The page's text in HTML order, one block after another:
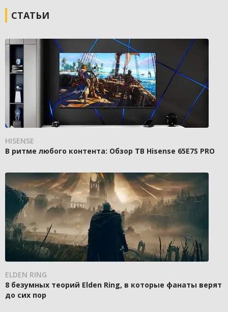
СТАТЬИ
HISENSE
В ритме любого контента: Обзор ТВ Hisense 65E7S PRO
ELDEN RING
8 безумных теорий Elden Ring, в которые фанаты верят
до сих пор